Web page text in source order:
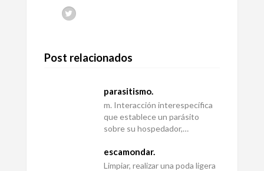
Post relacionados
parasitismo.
m. Interacción interespecífica
que establece un parásito
sobre su hospedador,…
escamondar.
Limpiar, realizar una poda ligera